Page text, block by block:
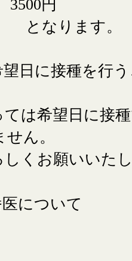
円
なります。
日に接種を行
は希望日に接
ん。
しくお願いいた
について